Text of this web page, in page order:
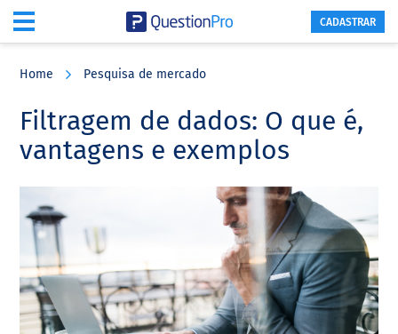
content
sidebar
CADASTRAR
Home Pesquisa de mercado
Filtragem de dados: O que é,
vantagens e exemplos